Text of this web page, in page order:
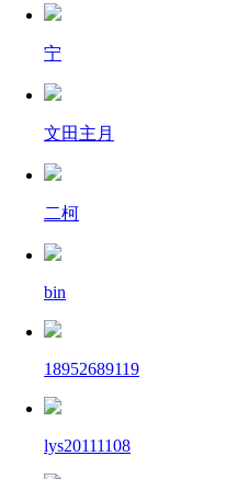
宁
文田主月
二柯
bin
18952689119
lys20111108